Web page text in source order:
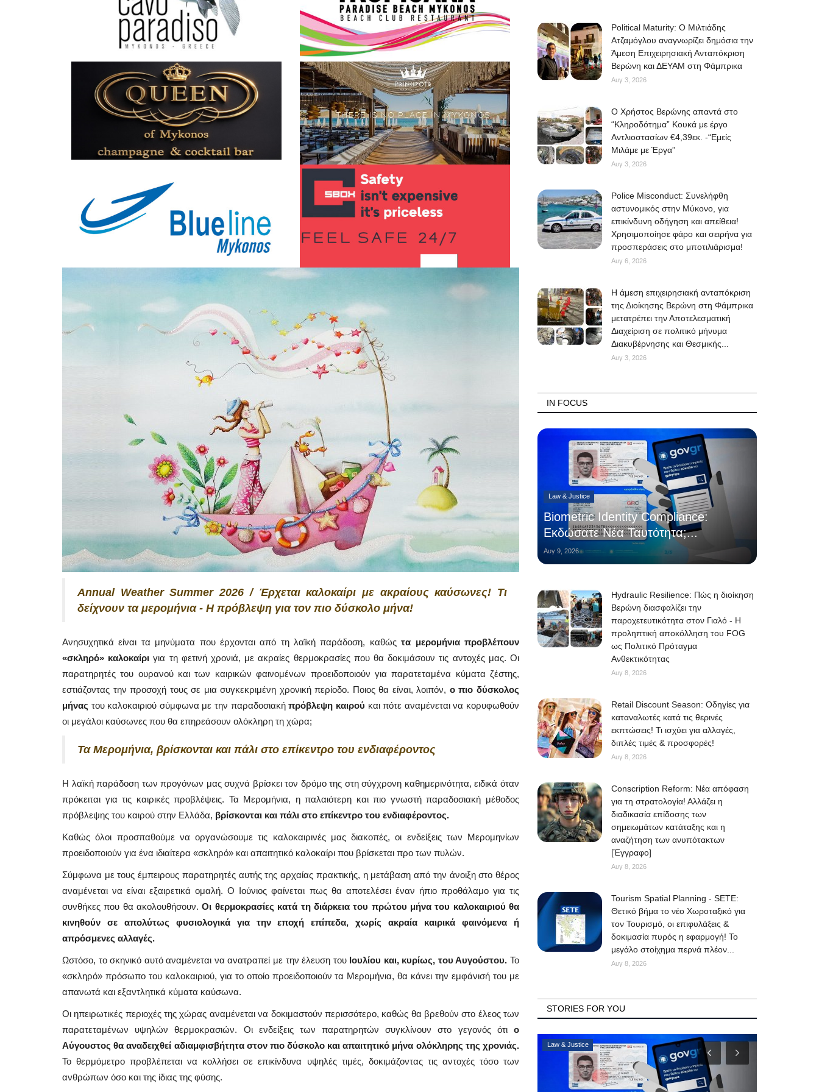
Annual Weather Summer 2026 / Έρχεται καλοκαίρι με ακραίους καύσωνες! Τι
δείχνουν τα μερομήνια - Η πρόβλεψη για τον πιο δύσκολο μήνα!
Ανησυχητικά είναι τα μηνύματα που έρχονται από τη λαϊκή παράδοση, καθώςτα μερομήνια προβλέπουν
«σκληρό» καλοκαίρι για τη φετινή χρονιά, με ακραίες θερμοκρασίες που θα δοκιμάσουν τις αντοχές μας. Οι
παρατηρητές του ουρανού και των καιρικών φαινομένων προειδοποιούν για παρατεταμένα κύματα ζέστης,
εστιάζοντας την προσοχή τους σε μια συγκεκριμένη χρονική περίοδο. Ποιος θα είναι, λοιπόν, ο πιο δύσκολος
μήνας του καλοκαιριού σύμφωνα με την παραδοσιακήπρόβλεψη καιρού και πότε αναμένεται να κορυφωθούν
οι μεγάλοι καύσωνες που θα επηρεάσουν ολόκληρη τη χώρα;
Τα Μερομήνια, βρίσκονται και πάλι στο επίκεντρο του ενδιαφέροντος
Η λαϊκή παράδοση των προγόνων μας συχνά βρίσκει τον δρόμο της στη σύγχρονη καθημερινότητα, ειδικά όταν
πρόκειται για τις καιρικές προβλέψεις. Τα Μερομήνια, η παλαιότερη και πιο γνωστή παραδοσιακή μέθοδος
πρόβλεψης του καιρού στην Ελλάδα, βρίσκονται και πάλι στο επίκεντρο του ενδιαφέροντος.
Καθώς όλοι προσπαθούμε να οργανώσουμε τις καλοκαιρινές μας διακοπές, οι ενδείξεις των Μερομηνίων
προειδοποιούν για ένα ιδιαίτερα «σκληρό» και απαιτητικό καλοκαίρι που βρίσκεται προ των πυλών.
Σύμφωνα με τους έμπειρους παρατηρητές αυτής της αρχαίας πρακτικής, η μετάβαση από την άνοιξη στο θέρος
αναμένεται να είναι εξαιρετικά ομαλή. Ο Ιούνιος φαίνεται πως θα αποτελέσει έναν ήπιο προθάλαμο για τις
συνθήκες που θα ακολουθήσουν.Οι θερμοκρασίες κατά τη διάρκεια του πρώτου μήνα του καλοκαιριού θα
κινηθούν σε απολύτως φυσιολογικά για την εποχή επίπεδα, χωρίς ακραία καιρικά φαινόμενα ή
απρόσμενες αλλαγές.
Ωστόσο, το σκηνικό αυτό αναμένεται να ανατραπεί με την έλευση τουΙουλίου και, κυρίως, του Αυγούστου. Το
«σκληρό» πρόσωπο του καλοκαιριού, για το οποίο προειδοποιούν τα Μερομήνια, θα κάνει την εμφάνισή του με
απανωτά και εξαντλητικά κύματα καύσωνα.
Οι ηπειρωτικές περιοχές της χώρας αναμένεται να δοκιμαστούν περισσότερο, καθώς θα βρεθούν στο έλεος των
παρατεταμένων υψηλών θερμοκρασιών. Οι ενδείξεις των παρατηρητών συγκλίνουν στο γεγονός ότι ο
Αύγουστος θα αναδειχθεί αδιαμφισβήτητα στον πιο δύσκολο και απαιτητικό μήνα ολόκληρης της χρονιάς.
Το θερμόμετρο προβλέπεται να κολλήσει σε επικίνδυνα υψηλές τιμές, δοκιμάζοντας τις αντοχές τόσο των
ανθρώπων όσο και της ίδιας της φύσης.
Political Maturity: Ο Μιλτιάδης
Ατζαμόγλου αναγνωρίζει δημόσια την
Άμεση Επιχειρησιακή Ανταπόκριση
Βερώνη και ΔΕΥΑΜ στη Φάμπρικα
Αυγ 3, 2026
O Χρήστος Βερώνης απαντά στο
“Κληροδότημα” Κουκά με έργο
Αντλιοστασίων €4,39εκ. -“Εμείς
Μιλάμε με Έργα”
Αυγ 3, 2026
Police Misconduct: Συνελήφθη
αστυνομικός στην Μύκονο, για
επικίνδυνη οδήγηση και απείθεια!
Χρησιμοποίησε φάρο και σειρήνα για
προσπεράσεις στο μποτιλιάρισμα!
Αυγ 6, 2026
Η άμεση επιχειρησιακή ανταπόκριση
της Διοίκησης Βερώνη στη Φάμπρικα
μετατρέπει την Αποτελεσματική
Διαχείριση σε πολιτικό μήνυμα
Διακυβέρνησης και Θεσμικής...
Αυγ 3, 2026
IN FOCUS
Law & Justice
Biometric Identity Compliance:
Εκδώσατε Νέα Ταυτότητα;...
Αυγ 9, 2026
Hydraulic Resilience: Πώς η διοίκηση
Βερώνη διασφαλίζει την
παροχετευτικότητα στον Γιαλό - Η
προληπτική αποκόλληση του FOG
ως Πολιτικό Πρόταγμα
Ανθεκτικότητας
Αυγ 8, 2026
Retail Discount Season: Οδηγίες για
καταναλωτές κατά τις θερινές
εκπτώσεις! Τι ισχύει για αλλαγές,
διπλές τιμές & προσφορές!
Αυγ 8, 2026
Conscription Reform: Νέα απόφαση
για τη στρατολογία! Αλλάζει η
διαδικασία επίδοσης των
σημειωμάτων κατάταξης και η
αναζήτηση των ανυπότακτων
[Έγγραφο]
Αυγ 8, 2026
Tourism Spatial Planning - SETE:
Θετικό βήμα το νέο Χωροταξικό για
τον Τουρισμό, οι επιφυλάξεις &
δοκιμασία πυρός η εφαρμογή! Το
μεγάλο στοίχημα περνά πλέον...
Αυγ 8, 2026
STORIES FOR YOU
Frontpages Law & Justice Mykonos Δ.Ε.Υ.Α. Μυκόνου